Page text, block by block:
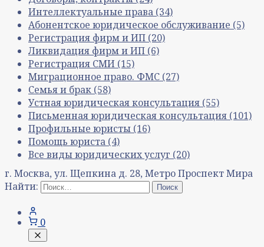
Интеллектуальные права (34)
Абонентское юридическое обслуживание (5)
Регистрация фирм и ИП (20)
Ликвидация фирм и ИП (6)
Регистрация СМИ (15)
Миграционное право. ФМС (27)
Семья и брак (58)
Устная юридическая консультация (55)
Письменная юридическая консультация (101)
Профильные юристы (16)
Помощь юриста (4)
Все виды юридических услуг (20)
г. Москва, ул. Щепкина д. 28, Метро Проспект Мира
Найти:
0